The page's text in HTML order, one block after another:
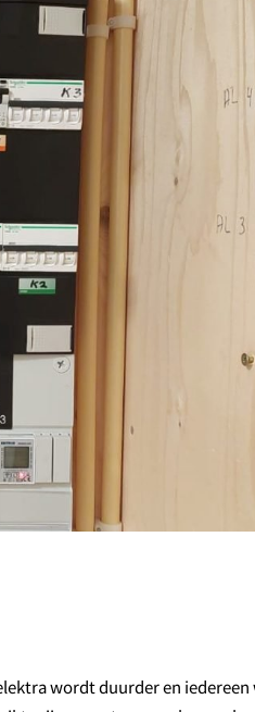
wordt duurder en